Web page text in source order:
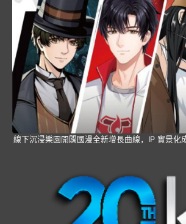
線下沉浸樂園開闢國漫全新增長曲線，IP 實景化